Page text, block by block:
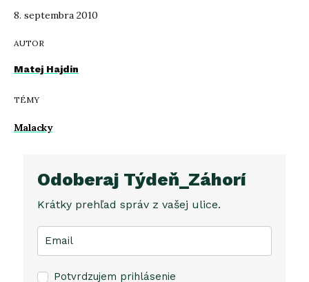
8. septembra 2010
AUTOR
Matej Hajdin
TÉMY
Malacky
Odoberaj Týdeň_Záhorí
Krátky prehľad správ z vašej ulice.
Potvrdzujem prihlásenie